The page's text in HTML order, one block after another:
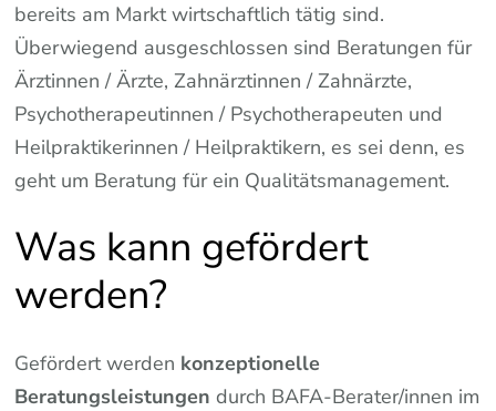
bereits am Markt wirtschaftlich tätig sind.
Überwiegend ausgeschlossen sind Beratungen für
Ärztinnen / Ärzte, Zahnärztinnen / Zahnärzte,
Psychotherapeutinnen / Psychotherapeuten und
Heilpraktikerinnen / Heilpraktikern, es sei denn, es
geht um Beratung für ein Qualitätsmanagement.
Was kann gefördert
werden?
Gefördert werden konzeptionelle
Beratungsleistungen durch BAFA-Berater/innen im